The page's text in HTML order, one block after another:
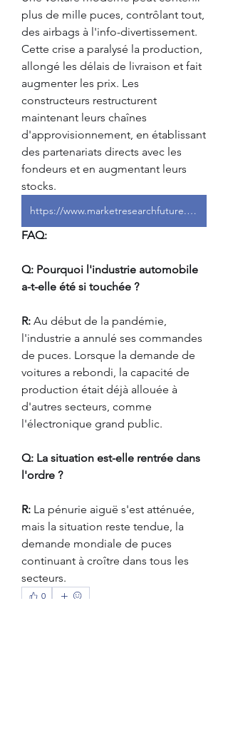
plus de mille puces, contrôlant tout,
des airbags à l'info-divertissement.
Cette crise a paralysé la production,
allongé les délais de livraison et fait
augmenter les prix. Les
constructeurs restructurent
maintenant leurs chaînes
d'approvisionnement, en établissant
des partenariats directs avec les
fondeurs et en augmentant leurs
stocks.
https://www.marketresearchfuture.com/reports/automotive-industry-7683
FAQ:
Q: Pourquoi l'industrie automobile
a-t-elle été si touchée ?
R: Au début de la pandémie,
l'industrie a annulé ses commandes
de puces. Lorsque la demande de
voitures a rebondi, la capacité de
production était déjà allouée à
d'autres secteurs, comme
l'électronique grand public.
Q: La situation est-elle rentrée dans
l'ordre ?
R: La pénurie aiguë s'est atténuée,
mais la situation reste tendue, la
demande mondiale de puces
continuant à croître dans tous les
secteurs.
0